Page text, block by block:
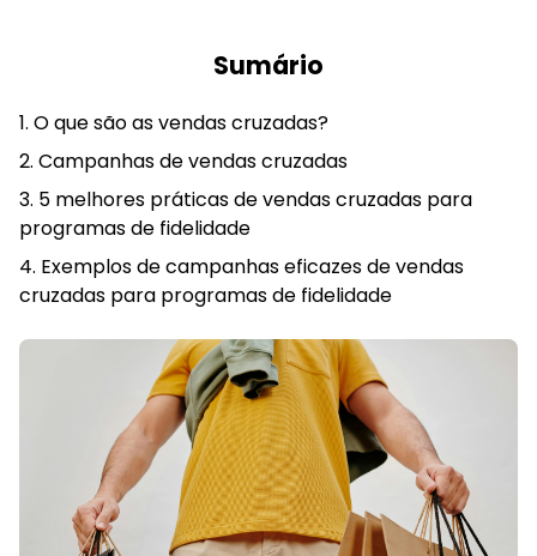
Sumário
O que são as vendas cruzadas?
Campanhas de vendas cruzadas
5 melhores práticas de vendas cruzadas para
programas de fidelidade
Exemplos de campanhas eficazes de vendas
cruzadas para programas de fidelidade